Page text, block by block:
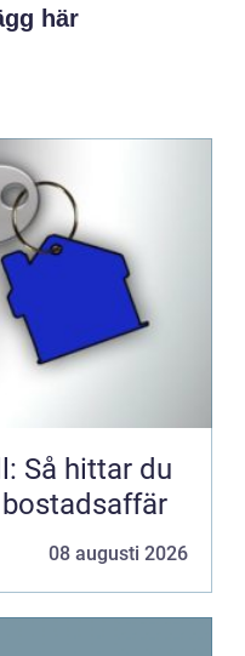
här
Så hittar du
08 augusti 2026